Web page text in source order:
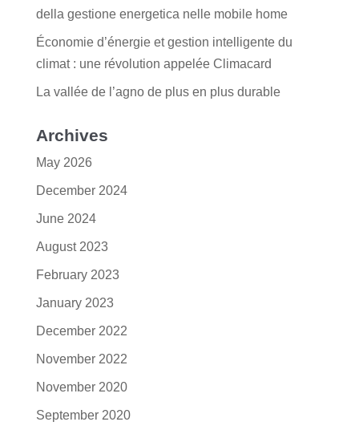
della gestione energetica nelle mobile home
Économie d’énergie et gestion intelligente du
climat : une révolution appelée Climacard
La vallée de l’agno de plus en plus durable
Archives
May 2026
December 2024
June 2024
August 2023
February 2023
January 2023
December 2022
November 2022
November 2020
September 2020